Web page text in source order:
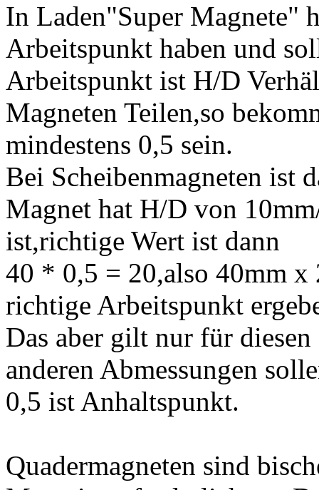
In Laden"Super Magnete"
Arbeitspunkt haben und
Arbeitspunkt ist H/D
Magneten Teilen,so
mindestens 0,5 sein.
Bei Scheibenmagneten ist
Magnet hat H/D von
ist,richtige Wert ist dann
40 * 0,5 = 20,also 40mm x
richtige Arbeitspunkt
Das aber gilt nur für
anderen Abmessungen
0,5 ist Anhaltspunkt.
Quadermagneten sind